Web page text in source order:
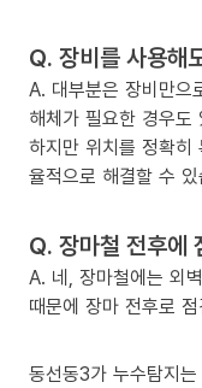
Q. 장비를 사용해
A. 대부분은 장비만으
해체가 필요한 경우도
하지만 위치를 정확히
율적으로 해결할 수
Q. 장마철 전후에
A. 네, 장마철에는 외
때문에 장마 전후로
동선동3가 누수탐지